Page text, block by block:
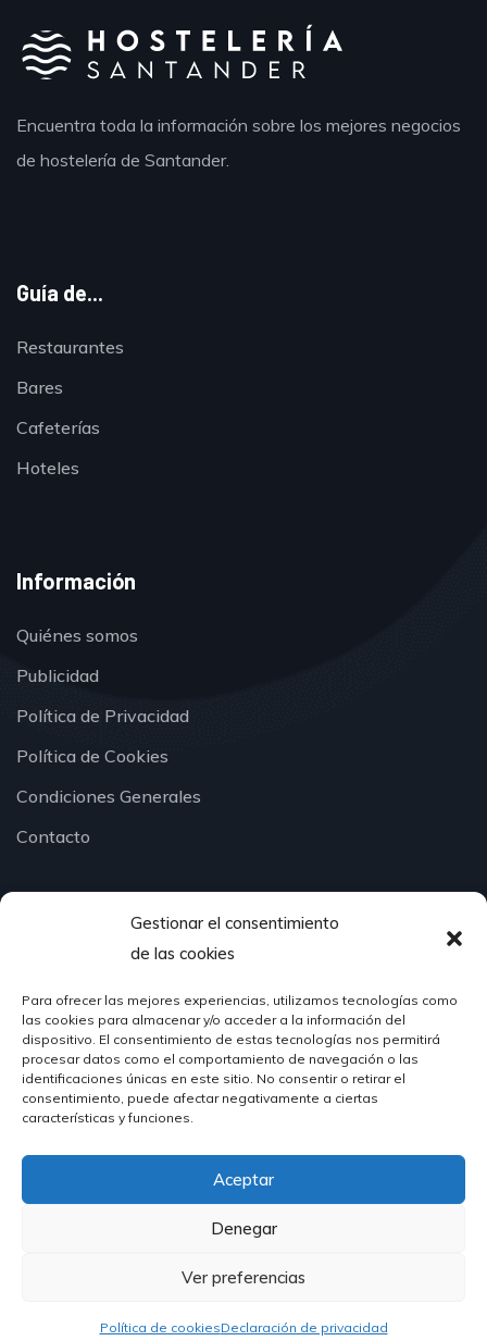
Gestionar el consentimiento
de las cookies
Para ofrecer las mejores experiencias, utilizamos tecnologías como
las cookies para almacenar y/o acceder a la información del
dispositivo. El consentimiento de estas tecnologías nos permitirá
procesar datos como el comportamiento de navegación o las
identificaciones únicas en este sitio. No consentir o retirar el
consentimiento, puede afectar negativamente a ciertas
características y funciones.
Aceptar
Denegar
Ver preferencias
Política de cookiesDeclaración de privacidad
Encuentra toda la información sobre los mejores negocios
de hostelería de Santander.
Guía de...
Restaurantes
Bares
Cafeterías
Hoteles
Información
Quiénes somos
Publicidad
Política de Privacidad
Política de Cookies
Condiciones Generales
Contacto
¿Hablamos?
624 51 12 10
info@hosteleriasantander.com
© 2026 Hostelería Santander | Powered byDIGIDISA